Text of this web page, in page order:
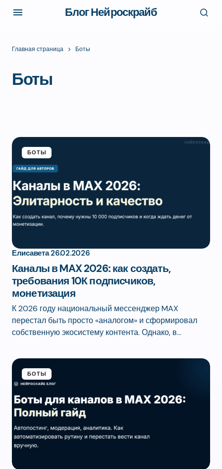
Блог Нейроскрайб
Главная страница Боты
Боты
БОТЫ
Елисавета 26.02.2026
Каналы в MAX 2026: как создать,
требования 10К подписчиков,
монетизация
К 2026 году национальный мессенджер MAX
перестал быть просто «аналогом» и сформировал
собственную экосистему контента. Однако, в…
БОТЫ